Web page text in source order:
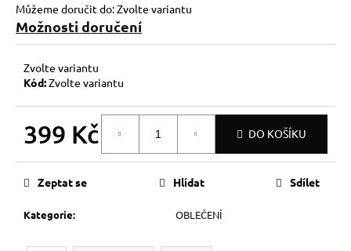
Můžeme doručit do:Zvolte variantu
Možnosti doručení
Zvolte variantu
Kód:Zvolte variantu
399 Kč DO KOŠÍKU
Kategorie: OBLEČENÍ
Zeptat se Hlídat Sdílet